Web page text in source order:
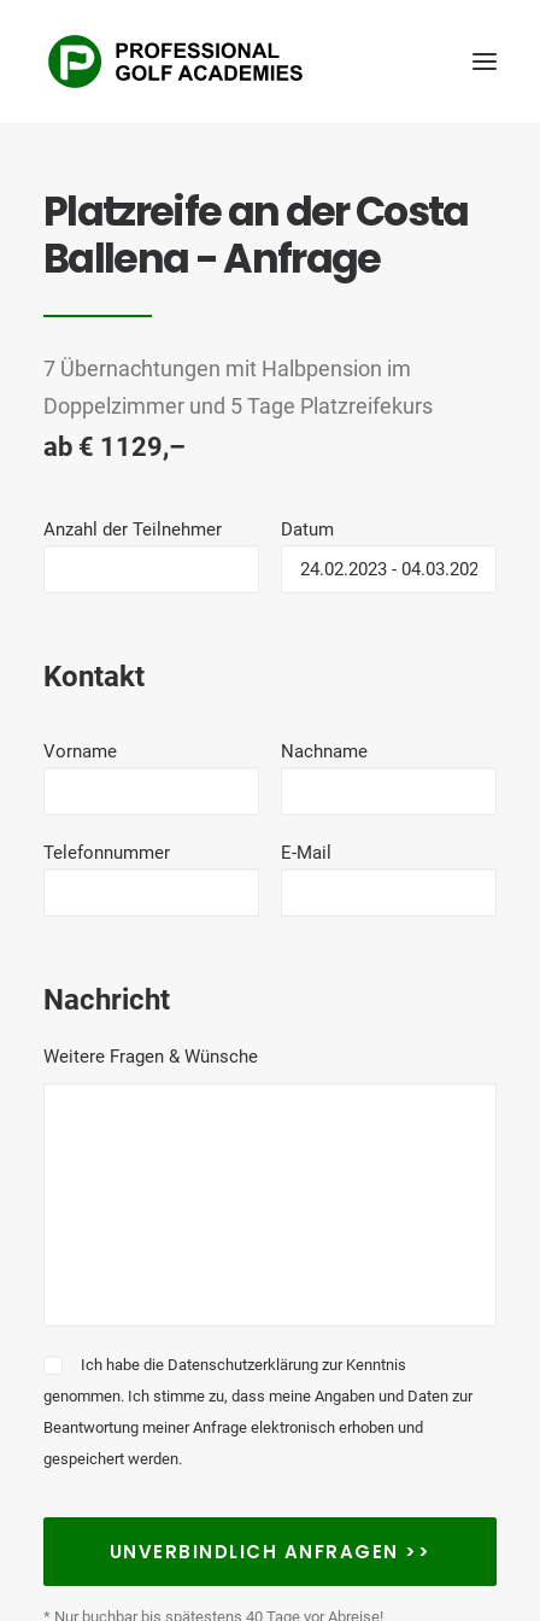
Platzreife an der Costa
Ballena - Anfrage
7 Übernachtungen mit Halbpension im
Doppelzimmer und 5 Tage Platzreifekurs
ab € 1129,–
Anzahl der Teilnehmer Datum
Kontakt
Vorname Nachname
Telefonnummer E-Mail
Nachricht
Weitere Fragen & Wünsche
Ich habe die Datenschutzerklärung zur Kenntnis
genommen. Ich stimme zu, dass meine Angaben und Daten zur
Beantwortung meiner Anfrage elektronisch erhoben und
gespeichert werden.
* Nur buchbar bis spätestens 40 Tage vor Abreise!